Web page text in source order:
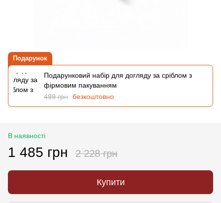
Подарунок
Подарунковий набір для догляду за сріблом з
фірмовим пакуванням
499 грн безкоштовно
В наявності
1 485 грн 2 228 грн
Купити